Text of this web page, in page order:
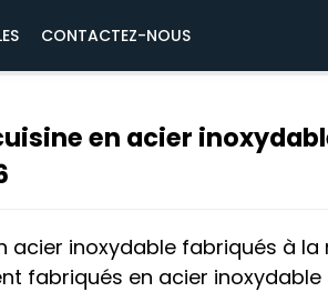
CONTACTEZ-NOUS
JBS2T-OLHR3206
en acier
acier inoxydable fabriqués à
fabriqués en acier